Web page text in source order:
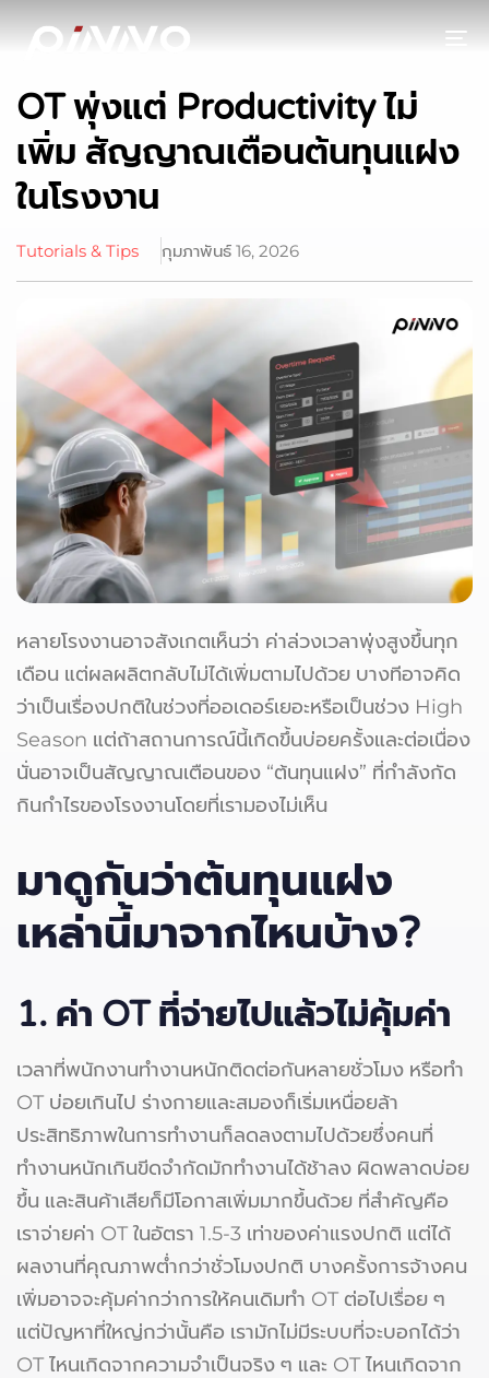
OT พุ่งแต่ Productivity ไม่
เพิ่ม สัญญาณเตือนต้นทุนแฝง
ในโรงงาน
Tutorials & Tips กุมภาพันธ์ 16, 2026
หลายโรงงานอาจสังเกตเห็นว่า ค่าล่วงเวลาพุ่งสูงขึ้นทุก
เดือน แต่ผลผลิตกลับไม่ได้เพิ่มตามไปด้วย บางทีอาจคิด
ว่าเป็นเรื่องปกติในช่วงที่ออเดอร์เยอะหรือเป็นช่วง High
Season แต่ถ้าสถานการณ์นี้เกิดขึ้นบ่อยครั้งและต่อเนื่อง
นั่นอาจเป็นสัญญาณเตือนของ “ต้นทุนแฝง” ที่กำลังกัด
กินกำไรของโรงงานโดยที่เรามองไม่เห็น
มาดูกันว่าต้นทุนแฝง
เหล่านี้มาจากไหนบ้าง?
1. ค่า OT ที่จ่ายไปแล้วไม่คุ้มค่า
เวลาที่พนักงานทำงานหนักติดต่อกันหลายชั่วโมง หรือทำ
OT บ่อยเกินไป ร่างกายและสมองก็เริ่มเหนื่อยล้า
ประสิทธิภาพในการทำงานก็ลดลงตามไปด้วยซึ่งคนที่
ทำงานหนักเกินขีดจำกัดมักทำงานได้ช้าลง ผิดพลาดบ่อย
ขึ้น และสินค้าเสียก็มีโอกาสเพิ่มมากขึ้นด้วย ที่สำคัญคือ
เราจ่ายค่า OT ในอัตรา 1.5-3 เท่าของค่าแรงปกติ แต่ได้
ผลงานที่คุณภาพต่ำกว่าชั่วโมงปกติ บางครั้งการจ้างคน
เพิ่มอาจจะคุ้มค่ากว่าการให้คนเดิมทำ OT ต่อไปเรื่อย ๆ
แต่ปัญหาที่ใหญ่กว่านั้นคือ เรามักไม่มีระบบที่จะบอกได้ว่า
OT ไหนเกิดจากความจำเป็นจริง ๆ และ OT ไหนเกิดจาก